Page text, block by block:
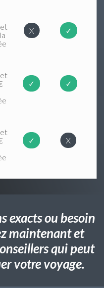
X ✓
✓ ✓
✓ X
exacts ou besoin
maintenant et
qui peut
votre voyage.